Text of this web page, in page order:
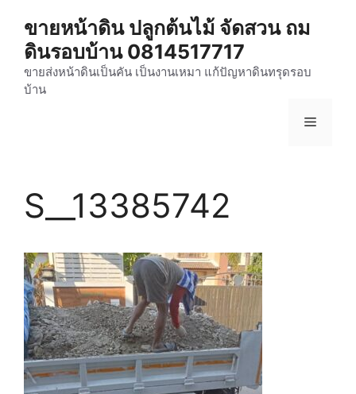
content
ขายหน้าดิน ปลูกต้นไม้ จัดสวน ถม
ดินรอบบ้าน 0814517717
ขายส่งหน้าดินเป็นคัน เป็นงานเหมา แก้ปัญหาดินทรุดรอบ
บ้าน
Menu
S__13385742